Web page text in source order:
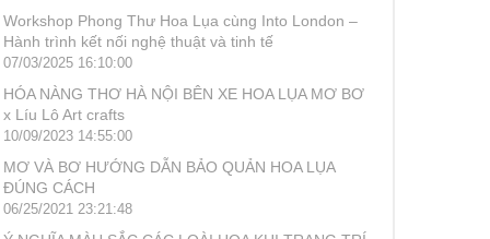
Workshop Phong Thư Hoa Lụa cùng Into London –
Hành trình kết nối nghệ thuật và tinh tế
07/03/2025 16:10:00
HÓA NÀNG THƠ HÀ NỘI BÊN XE HOA LỤA MƠ BƠ
x Líu Lô Art crafts
10/09/2023 14:55:00
MƠ VÀ BƠ HƯỚNG DẪN BẢO QUẢN HOA LỤA
ĐÚNG CÁCH
06/25/2021 23:21:48